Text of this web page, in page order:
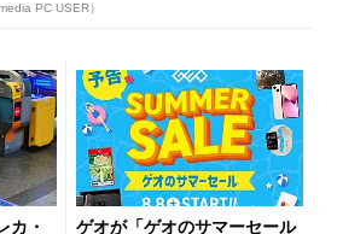
PC USER）
カ・
ゲオが「ゲオのサマーセール